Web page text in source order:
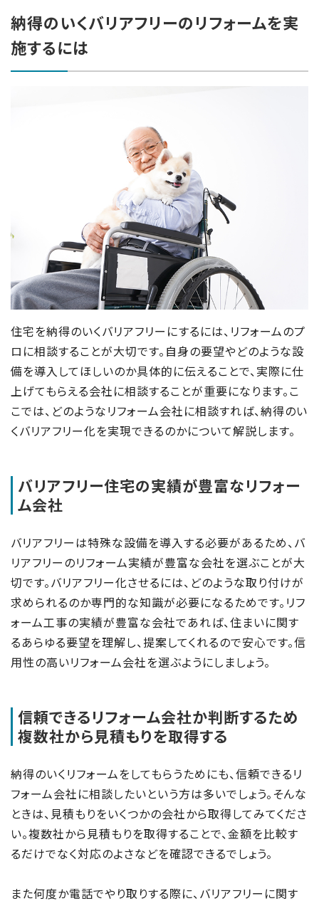
納得のいくバリアフリーのリフォームを実
施するには
住宅を納得のいくバリアフリーにするには、リフォームのプ
ロに相談することが大切です。自身の要望やどのような設
備を導入してほしいのか具体的に伝えることで、実際に仕
上げてもらえる会社に相談することが重要になります。こ
こでは、どのようなリフォーム会社に相談すれば、納得のい
くバリアフリー化を実現できるのかについて解説します。
バリアフリー住宅の実績が豊富なリフォー
ム会社
バリアフリーは特殊な設備を導入する必要があるため、バ
リアフリーのリフォーム実績が豊富な会社を選ぶことが大
切です。バリアフリー化させるには、どのような取り付けが
求められるのか専門的な知識が必要になるためです。リフ
ォーム工事の実績が豊富な会社であれば、住まいに関す
るあらゆる要望を理解し、提案してくれるので安心です。信
用性の高いリフォーム会社を選ぶようにしましょう。
信頼できるリフォーム会社か判断するため
複数社から見積もりを取得する
納得のいくリフォームをしてもらうためにも、信頼できるリ
フォーム会社に相談したいという方は多いでしょう。そんな
ときは、見積もりをいくつかの会社から取得してみてくださ
い。複数社から見積もりを取得することで、金額を比較す
るだけでなく対応のよさなどを確認できるでしょう。
また何度か電話でやり取りする際に、バリアフリーに関す